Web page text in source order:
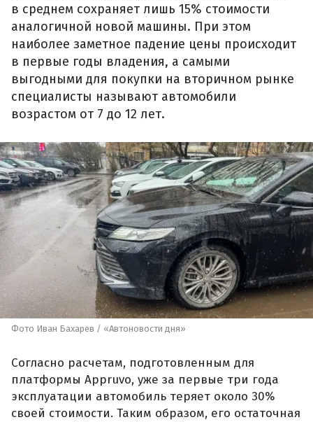
в среднем сохраняет лишь 15% стоимости
аналогичной новой машины. При этом
наиболее заметное падение цены происходит
в первые годы владения, а самыми
выгодными для покупки на вторичном рынке
специалисты называют автомобили
возрастом от 7 до 12 лет.
Фото Иван Бахарев / «Автоновости дня»
Согласно расчетам, подготовленным для
платформы Appruvo, уже за первые три года
эксплуатации автомобиль теряет около 30%
своей стоимости. Таким образом, его остаточная